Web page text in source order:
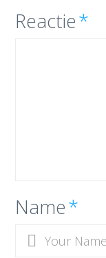
Reactie*
Name*